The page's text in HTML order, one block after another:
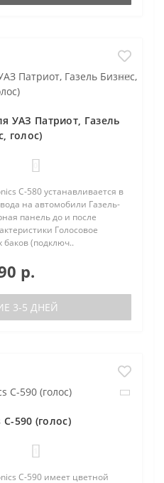
УАЗ Патриот, Газель
голос)
C-580 устанавливается в
на автомобили Газель-
панель до и после
Голосовое
(подключ..
р.
3-5 ДНЕЙ
590 (голос)
C-590 имеет цветной